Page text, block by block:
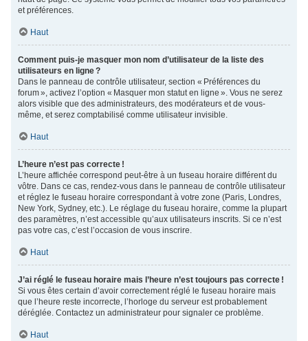
et préférences.
Haut
Comment puis-je masquer mon nom d’utilisateur de la liste des
utilisateurs en ligne ?
Dans le panneau de contrôle utilisateur, section « Préférences du
forum », activez l’option « Masquer mon statut en ligne ». Vous ne serez
alors visible que des administrateurs, des modérateurs et de vous-
même, et serez comptabilisé comme utilisateur invisible.
Haut
L’heure n’est pas correcte !
L’heure affichée correspond peut-être à un fuseau horaire différent du
vôtre. Dans ce cas, rendez-vous dans le panneau de contrôle utilisateur
et réglez le fuseau horaire correspondant à votre zone (Paris, Londres,
New York, Sydney, etc.). Le réglage du fuseau horaire, comme la plupart
des paramètres, n’est accessible qu’aux utilisateurs inscrits. Si ce n’est
pas votre cas, c’est l’occasion de vous inscrire.
Haut
J’ai réglé le fuseau horaire mais l’heure n’est toujours pas correcte !
Si vous êtes certain d’avoir correctement réglé le fuseau horaire mais
que l’heure reste incorrecte, l’horloge du serveur est probablement
déréglée. Contactez un administrateur pour signaler ce problème.
Haut